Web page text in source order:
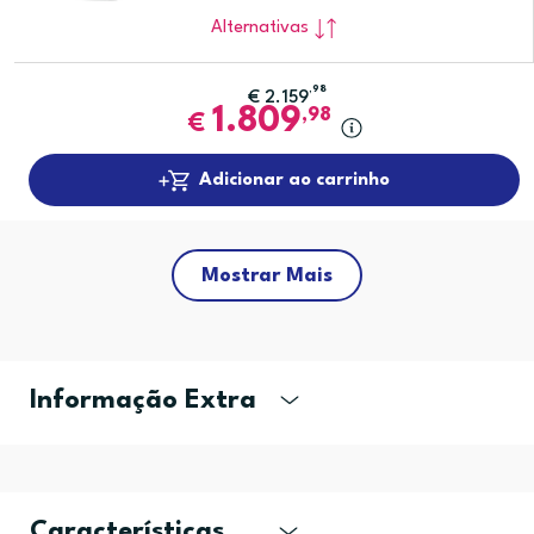
Alternativas
€ 2.159,98
€ 1.809,98
Adicionar ao carrinho
Mostrar Mais
Informação Extra